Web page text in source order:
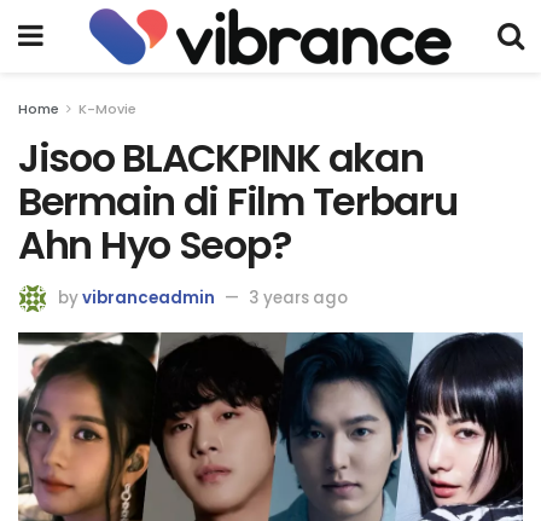
Home K-Movie
Jisoo BLACKPINK akan
Bermain di Film Terbaru
Ahn Hyo Seop?
byvibranceadmin 3 years ago